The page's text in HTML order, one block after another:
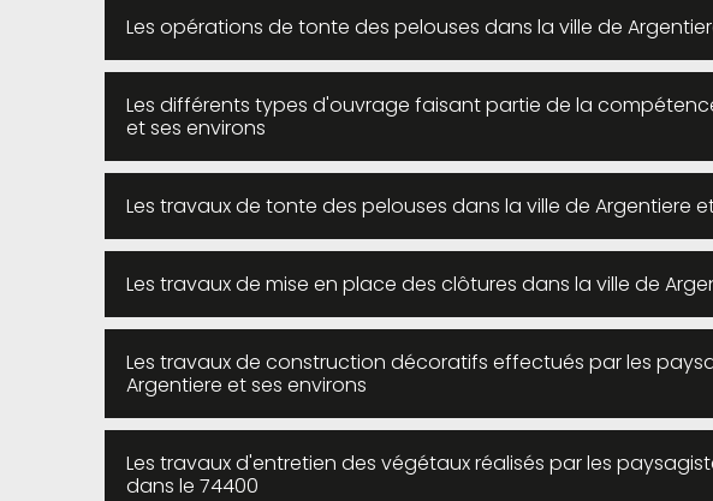
Les opérations de tonte des pelouses dans la ville de
Les différents types d'ouvrage faisant partie de la
et ses environs
Les travaux de tonte des pelouses dans la ville de Argentiere
Les travaux de mise en place des clôtures dans la ville de
Les travaux de construction décoratifs effectués par les
Argentiere et ses environs
Les travaux d'entretien des végétaux réalisés par les
dans le 74400